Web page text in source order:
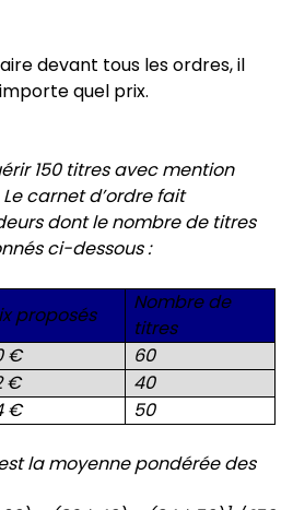
devant tous les ordres, il
quel prix.
150 titres avec mention
Le carnet d’ordre fait
dont le nombre de titres
ci-dessous :
proposés
Nombre de
titres
€
60
€
40
€ 50
la moyenne pondérée des